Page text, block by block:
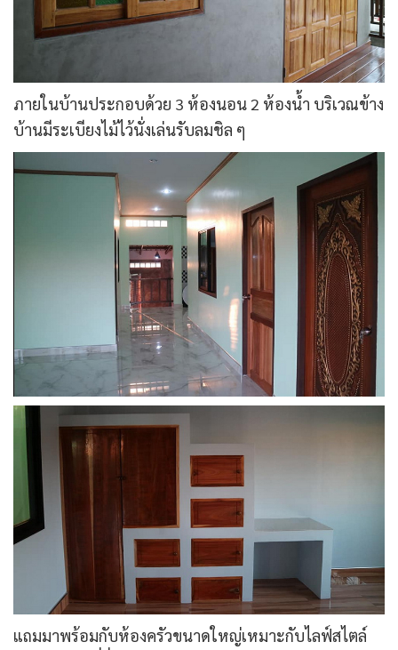
ภายในบ้านประกอบด้วย 3 ห้องนอน 2 ห้องน้ำ บริเวณข้าง
บ้านมีระเบียงไม้ไว้นั่งเล่นรับลมชิล ๆ
แถมมาพร้อมกับห้องครัวขนาดใหญ่เหมาะกับไลฟ์สไตล์